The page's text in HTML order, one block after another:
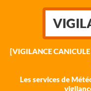
[VIGILANCE
Les services de